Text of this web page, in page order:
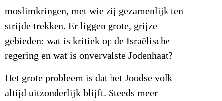
moslimkringen, met wie zij gezamenlijk ten
strijde trekken. Er liggen grote, grijze
gebieden: wat is kritiek op de Israëlische
regering en wat is onvervalste Jodenhaat?
Het grote probleem is dat het Joodse volk
altijd uitzonderlijk blijft. Steeds meer